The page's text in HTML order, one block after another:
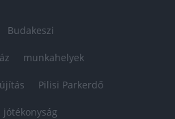
Budakeszi
munkahelyek
Pilisi Parkerdő
jótékonyság